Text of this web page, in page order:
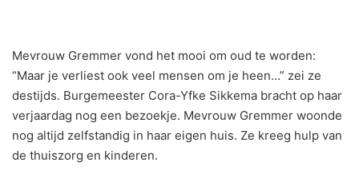
Mevrouw Gremmer vond het mooi om oud te worden:
“Maar je verliest ook veel mensen om je heen…” zei ze
destijds. Burgemeester Cora-Yfke Sikkema bracht op haar
verjaardag nog een bezoekje. Mevrouw Gremmer woonde
nog altijd zelfstandig in haar eigen huis. Ze kreeg hulp van
de thuiszorg en kinderen.